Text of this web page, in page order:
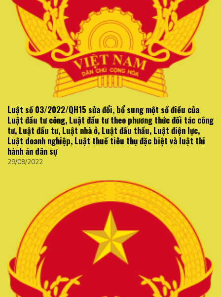
Luật số 03/2022/QH15 sửa đổi, bổ sung một số điều của
Luật đầu tư công, Luật đầu tư theo phương thức đối tác công
tư, Luật đầu tư, Luật nhà ở, Luật đấu thầu, Luật điện lực,
Luật doanh nghiệp, Luật thuế tiêu thụ đặc biệt và luật thi
hành án dân sự
29/08/2022